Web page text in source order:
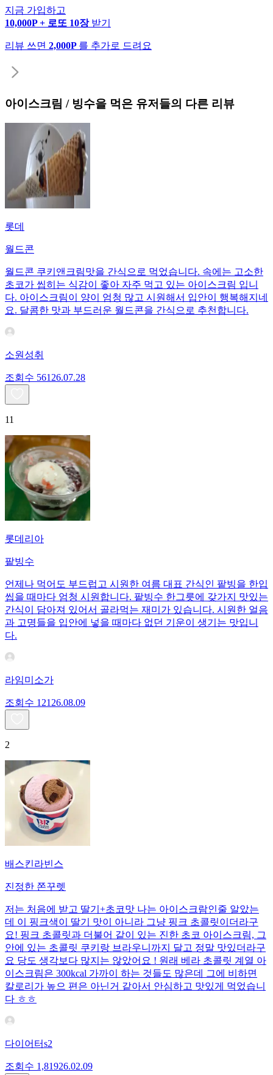
지금 가입하고
10,000P + 로또 10장 받기
리뷰 쓰면 2,000P 를 추가로 드려요
아이스크림 / 빙수을 먹은 유저들의 다른 리뷰
롯데
월드콘
월드콘 쿠키앤크림맛을 간식으로 먹었습니다. 속에는 고소한
초코가 씹히는 식감이 좋아 자주 먹고 있는 아이스크림 입니
다. 아이스크림이 양이 엄청 많고 시원해서 입안이 행복해지네
요. 달콤한 맛과 부드러운 월드콘을 간식으로 추천합니다.
소원성취
조회수 561 26.07.28
11
롯데리아
팥빙수
언제나 먹어도 부드럽고 시원한 여름 대표 간식인 팥빙을 한입
씹을 때마다 엄청 시원합니다. 팥빙수 한그릇에 갖가지 맛있는
간식이 담아져 있어서 골라먹는 재미가 있습니다. 시원한 얼음
과 고명들을 입안에 넣을 때마다 없던 기운이 생기는 맛입니
다.
라임미소가
조회수 121 26.08.09
2
배스킨라빈스
진정한 쫀꾸렛
저는 처음에 받고 딸기+초코맛 나는 아이스크람인줄 알았는
데 이 핑크색이 딸기 맛이 아니라 그냥 핑크 초콜릿이더라구
요! 핑크 초콜릿과 더불어 같이 있는 진한 초코 아이스크림, 그
안에 있는 초콜릿 쿠키랑 브라우니까지 달고 정말 맛있더라구
요 당도 생각보다 많지는 않았어요 ! 원래 베라 초콜릿 계열 아
이스크림은 300kcal 가까이 하는 것들도 많은데 그에 비하면
칼로리가 높으 편은 아닌거 같아서 안심하고 맛있게 먹었습니
다 ㅎㅎ
다이어터s2
조회수 1,81926.02.09